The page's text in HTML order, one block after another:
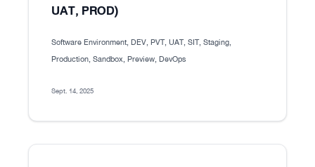
UAT, PROD)
Software Environment, DEV, PVT, UAT, SIT, Staging,
Production, Sandbox, Preview, DevOps
Sept. 14, 2025